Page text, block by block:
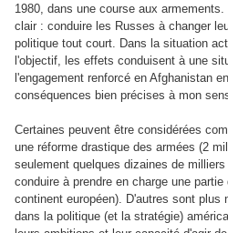
1980, dans une course aux
clair : conduire les Russes à changer
politique tout court. Dans la situation
l'objectif, les effets conduisent à une
l'engagement renforcé en Afghanistan
conséquences bien précises à mon
Certaines peuvent être considérées
une réforme drastique des armées (2
seulement quelques dizaines de
conduire à prendre en charge une
continent européen). D'autres sont plus
dans la politique (et la stratégie)